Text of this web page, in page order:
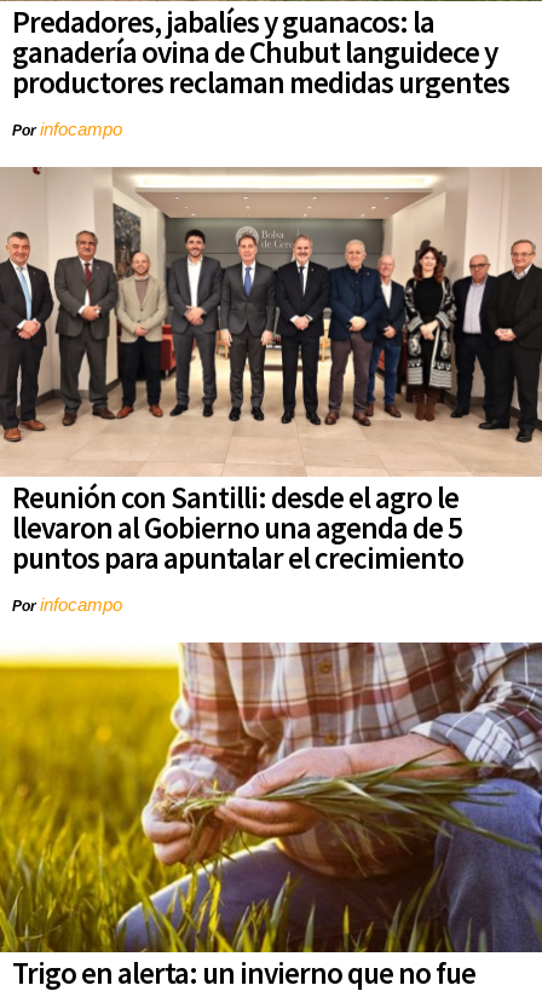
Predadores, jabalíes y guanacos: la
ganadería ovina de Chubut languidece y
productores reclaman medidas urgentes
Porinfocampo
Reunión con Santilli: desde el agro le
llevaron al Gobierno una agenda de 5
puntos para apuntalar el crecimiento
Porinfocampo
Trigo en alerta: un invierno que no fue